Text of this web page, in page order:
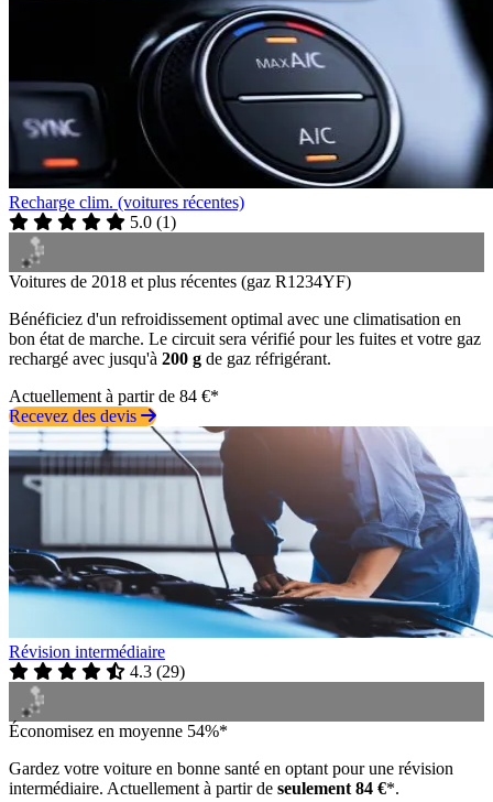
Recharge clim. (voitures récentes)
5.0 (1)
Voitures de 2018 et plus récentes (gaz R1234YF)
Bénéficiez d'un refroidissement optimal avec une climatisation en
bon état de marche. Le circuit sera vérifié pour les fuites et votre gaz
rechargé avec jusqu'à 200 g de gaz réfrigérant.
Actuellement à partir de 84 €*
Recevez des devis
Révision intermédiaire
4.3 (29)
Économisez en moyenne 54%*
Gardez votre voiture en bonne santé en optant pour une révision
intermédiaire. Actuellement à partir de seulement 84 €*.